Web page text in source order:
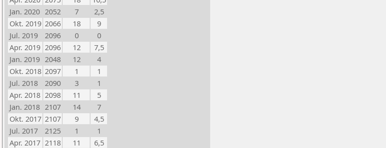
Jan. 2020 2052 7
2,5
Okt. 2019 2066 18
9
Jul. 2019
2096 0
0
Apr. 2019 2096 12
7,5
Jan. 2019 2048 12
4
Okt. 2018 2097 1
1
Jul. 2018
2090 3
1
Apr. 2018 2098 11
5
Jan. 2018 2107 14
7
Okt. 2017 2107 9
4,5
Jul. 2017
2125 1
1
Apr. 2017 2118 11
6,5